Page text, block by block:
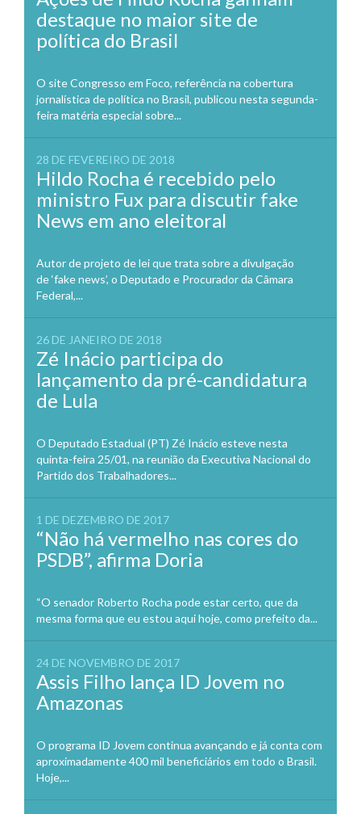
destaque no maior site de
política do Brasil
O site Congresso em Foco, referência na cobertura
jornalística de política no Brasil, publicou nesta segunda-
feira matéria especial sobre...
28 DE FEVEREIRO DE 2018
Hildo Rocha é recebido pelo
ministro Fux para discutir fake
News em ano eleitoral
Autor de projeto de lei que trata sobre a divulgação
de ‘fake news’, o Deputado e Procurador da Câmara
Federal,...
26 DE JANEIRO DE 2018
Zé Inácio participa do
lançamento da pré-candidatura
de Lula
O Deputado Estadual (PT) Zé Inácio esteve nesta
quinta-feira 25/01, na reunião da Executiva Nacional do
Partido dos Trabalhadores...
1 DE DEZEMBRO DE 2017
“Não há vermelho nas cores do
PSDB”, afirma Doria
“O senador Roberto Rocha pode estar certo, que da
mesma forma que eu estou aqui hoje, como prefeito da...
24 DE NOVEMBRO DE 2017
Assis Filho lança ID Jovem no
Amazonas
O programa ID Jovem continua avançando e já conta com
aproximadamente 400 mil beneficiários em todo o Brasil.
Hoje,...